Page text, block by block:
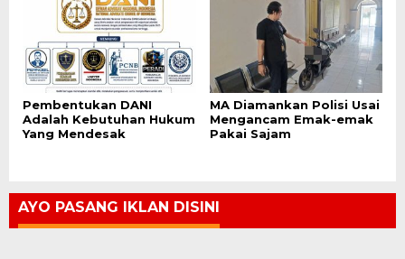
Pembentukan DANI
Adalah Kebutuhan Hukum
Yang Mendesak
MA Diamankan Polisi Usai
Mengancam Emak-emak
Pakai Sajam
AYO PASANG IKLAN DISINI